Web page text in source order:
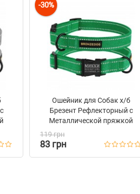
-30%
Ошейник для Собак х/б
Брезент Рефлекторный c
Металлической пряжкой
Bronzedog Сotton Изумрудный
119 грн
83 грн